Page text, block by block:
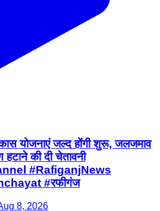
योजनाएं जल्द होंगी शुरू, जलजमाव
की दी चेतावनी
#RafiganjNews
#रफीगंज
8, 2026